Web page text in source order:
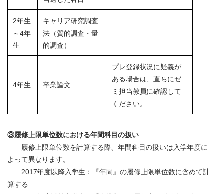
2年生
～4年
生
キャリア研究調査
法（質的調査・量
的調査）
4年生 卒業論文
プレ登録状況に疑義が
ある場合は、直ちにゼ
ミ担当教員に確認して
ください。
③履修上限単位数における年間科目の扱い
履修上限単位数を計算する際、年間科目の扱いは入学年度に
よって異なります。
2017年度以降入学生：『年間』の履修上限単位数に含めて計
算する